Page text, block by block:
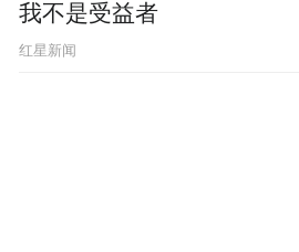
我不是受益者
红星新闻